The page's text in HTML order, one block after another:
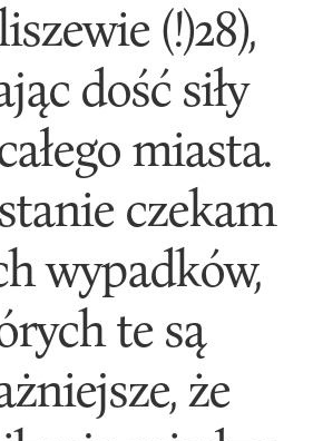
(!)28),
dość siły
miasta.
czekam
wypadków,
te są
że